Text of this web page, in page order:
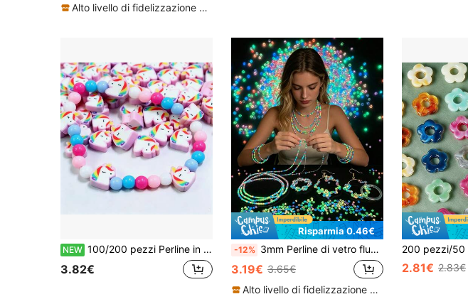
Alto livello di fidelizzazione dei clienti
NEW 100/200 pezzi Perline in argilla morbida colorate arcobaleno unicorno, perline piatte carine, accessori per braccialetti, orecchini, collane fatti a mano fai-da-te
3.82€
Risparmia 0.46€
-12% 3mm Perline di vetro fluorescenti, confezione da 30g/50g/100g/200g, adatte per la realizzazione di gioielli fai-da-te, braccialetti alla moda, collane, anelli e artigianato
3.19€ 3.65€
Alto livello di fidelizzazione dei clienti
2.81€ 2.83€